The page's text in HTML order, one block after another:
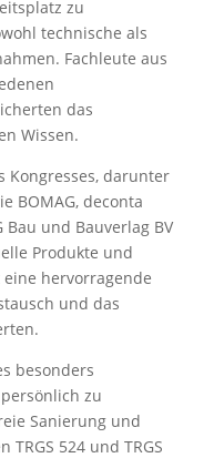
zu
technische als
Fachleute aus
das
Wissen.
Kongresses, darunter
BOMAG, deconta
Bau und Bauverlag BV
Produkte und
hervorragende
und das
besonders
zu
Sanierung und
524 und TRGS